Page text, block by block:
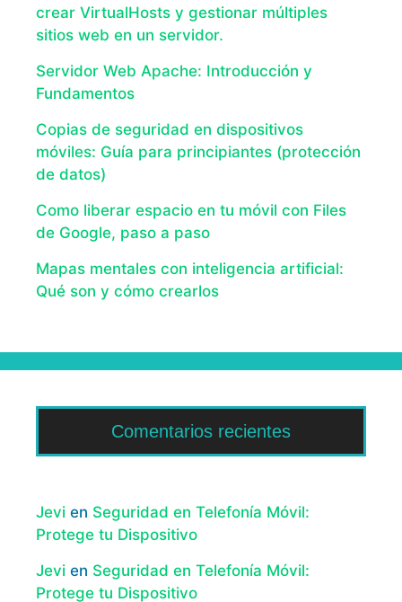
crear VirtualHosts y gestionar múltiples
sitios web en un servidor.
Servidor Web Apache: Introducción y
Fundamentos
Copias de seguridad en dispositivos
móviles: Guía para principiantes (protección
de datos)
Como liberar espacio en tu móvil con Files
de Google, paso a paso
Mapas mentales con inteligencia artificial:
Qué son y cómo crearlos
Comentarios recientes
Jevi en Seguridad en Telefonía Móvil:
Protege tu Dispositivo
Jevi en Seguridad en Telefonía Móvil:
Protege tu Dispositivo